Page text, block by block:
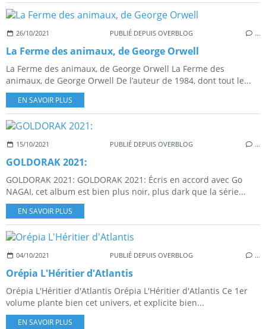
26/10/2021 PUBLIÉ DEPUIS OVERBLOG …
La Ferme des animaux, de George Orwell
La Ferme des animaux, de George Orwell La Ferme des
animaux, de George Orwell De l’auteur de 1984, dont tout le...
EN SAVOIR PLUS
15/10/2021 PUBLIÉ DEPUIS OVERBLOG …
GOLDORAK 2021:
GOLDORAK 2021: GOLDORAK 2021: Écris en accord avec Go
NAGAI, cet album est bien plus noir, plus dark que la série...
EN SAVOIR PLUS
04/10/2021 PUBLIÉ DEPUIS OVERBLOG …
Orépia L'Héritier d'Atlantis
Orépia L'Héritier d'Atlantis Orépia L'Héritier d'Atlantis Ce 1er
volume plante bien cet univers, et explicite bien...
EN SAVOIR PLUS